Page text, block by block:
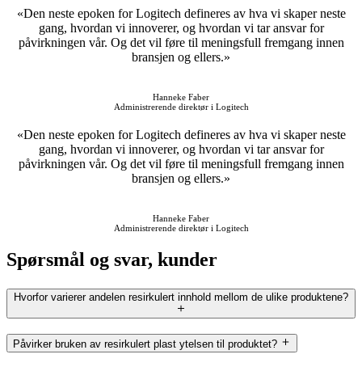
«Den neste epoken for Logitech defineres av hva vi skaper neste
gang, hvordan vi innoverer, og hvordan vi tar ansvar for
påvirkningen vår. Og det vil føre til meningsfull fremgang innen
bransjen og ellers.»
Hanneke Faber
Administrerende direktør i Logitech
«Den neste epoken for Logitech defineres av hva vi skaper neste
gang, hvordan vi innoverer, og hvordan vi tar ansvar for
påvirkningen vår. Og det vil føre til meningsfull fremgang innen
bransjen og ellers.»
Hanneke Faber
Administrerende direktør i Logitech
Spørsmål og svar, kunder
Hvorfor varierer andelen resirkulert innhold mellom de ulike produktene?
Påvirker bruken av resirkulert plast ytelsen til produktet?